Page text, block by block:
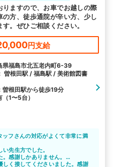
ますので、お車でお越しの際
方、徒歩通院が辛い方、少し
。ぜひご相談ください。
円支給
県福島市北五老内町6-39
曽根田駅 / 福島駅 / 美術館図書
曽根田駅から徒歩19分
1〜5台）
フさんの対応がよくて非常に満
ち切りされても通いたいと思い
先生方でした。
感謝しかありません。
の受診をおすすめします。
しく接してくださいました。感謝